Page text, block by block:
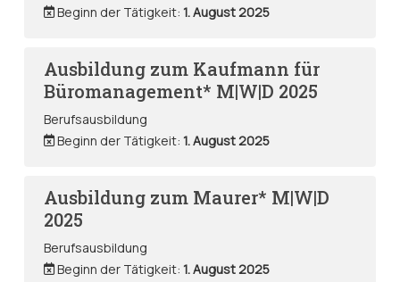
Beginn der Tätigkeit: 1. August 2025
Ausbildung zum Kaufmann für
Büromanagement* M|W|D 2025
Berufsausbildung
Beginn der Tätigkeit: 1. August 2025
Ausbildung zum Maurer* M|W|D
2025
Berufsausbildung
Beginn der Tätigkeit: 1. August 2025